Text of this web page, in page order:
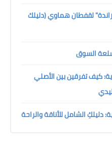
لقفطان هماوي (دليلك
السوق
كيف تفرقين بين الأصلي
دليلكِ الشامل للأناقة والراحة